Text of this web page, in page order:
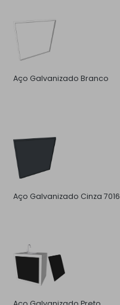
Aço Galvanizado Branco
Aço Galvanizado Cinza 7016